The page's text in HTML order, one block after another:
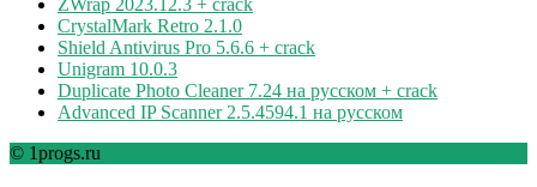
ZWrap 2023.12.3 + crack
CrystalMark Retro 2.1.0
Shield Antivirus Pro 5.6.6 + crack
Unigram 10.0.3
Duplicate Photo Cleaner 7.24 на русском + crack
Advanced IP Scanner 2.5.4594.1 на русском
© 1progs.ru